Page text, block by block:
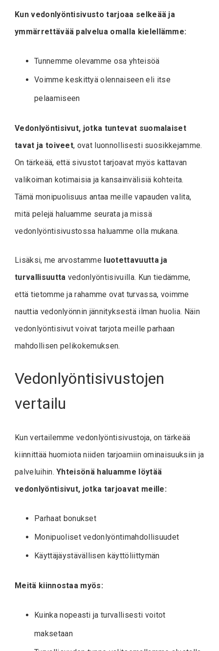
Kun vedonlyöntisivusto tarjoaa selkeää ja
ymmärrettävää palvelua omalla kielellämme:
Tunnemme olevamme osa yhteisöä
Voimme keskittyä olennaiseen eli itse
pelaamiseen
Vedonlyöntisivut, jotka tuntevat suomalaiset
tavat ja toiveet, ovat luonnollisesti suosikkejamme.
On tärkeää, että sivustot tarjoavat myös kattavan
valikoiman kotimaisia ja kansainvälisiä kohteita.
Tämä monipuolisuus antaa meille vapauden valita,
mitä pelejä haluamme seurata ja missä
vedonlyöntisivustossa haluamme olla mukana.
Lisäksi, me arvostamme luotettavuutta ja
turvallisuutta vedonlyöntisivuilla. Kun tiedämme,
että tietomme ja rahamme ovat turvassa, voimme
nauttia vedonlyönnin jännityksestä ilman huolia. Näin
vedonlyöntisivut voivat tarjota meille parhaan
mahdollisen pelikokemuksen.
Vedonlyöntisivustojen
vertailu
Kun vertailemme vedonlyöntisivustoja, on tärkeää
kiinnittää huomiota niiden tarjoamiin ominaisuuksiin ja
palveluihin.Yhteisönä haluamme löytää
vedonlyöntisivut, jotka tarjoavat meille:
Parhaat bonukset
Monipuoliset vedonlyöntimahdollisuudet
Käyttäjäystävällisen käyttöliittymän
Meitä kiinnostaa myös:
Kuinka nopeasti ja turvallisesti voitot
maksetaan